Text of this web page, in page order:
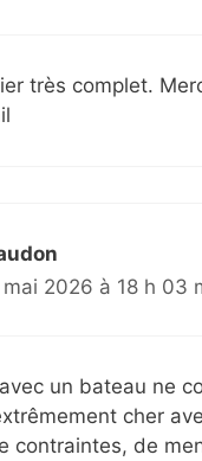
très complet.
mai 2026 à 18 h 03
un bateau ne
cher
contraintes, de